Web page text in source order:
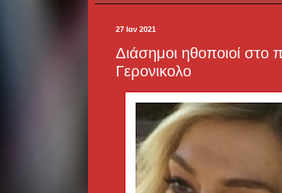
27 Ιαν 2021
Διάσημοι ηθοποιοί στο
Γερονικολο